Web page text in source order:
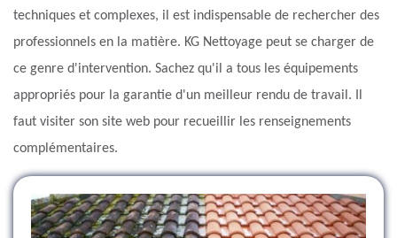
techniques et complexes, il est indispensable de rechercher des
professionnels en la matière. KG Nettoyage peut se charger de
ce genre d'intervention. Sachez qu'il a tous les équipements
appropriés pour la garantie d'un meilleur rendu de travail. Il
faut visiter son site web pour recueillir les renseignements
complémentaires.